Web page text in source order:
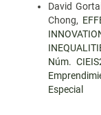
David
Chong,
Núm.
Especial